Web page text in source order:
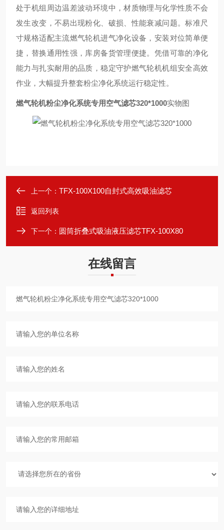
处于机组周边温差波动环境中，材质物理与化学性质不会
发生改变，不易出现粉化、破损、性能衰减问题。标准尺
寸规格适配主流燃气轮机进气净化设备，安装对位简单便
捷，替换通用性强，库房备货管理便捷。凭借可靠的净化
能力与扎实耐用的品质，稳定守护燃气轮机机组安全高效
作业，大幅提升整套粉尘净化系统运行稳定性。
燃气轮机粉尘净化系统专用空气滤芯320*1000实物图
上一个： TFX-100X100自封式高效吸油滤芯
返回列表
下一个： 圆筒折叠式吸油液压滤芯TFX-100X80
在线留言